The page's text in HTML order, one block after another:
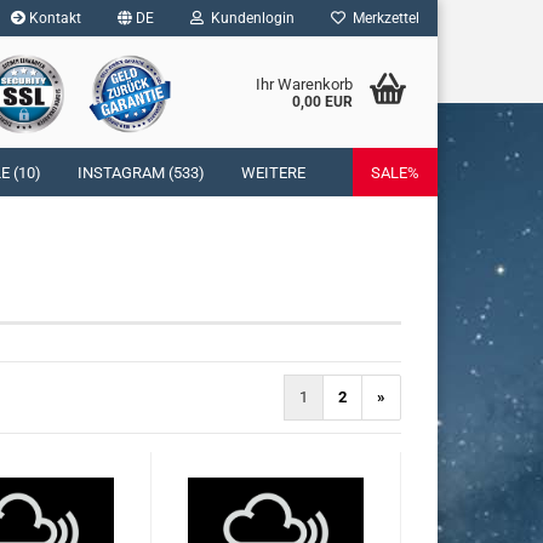
Kontakt DE Kundenlogin Merkzettel
Ihr Warenkorb
0,00 EUR
(10) INSTAGRAM (533) SALE%
WEITERE
1 2 »